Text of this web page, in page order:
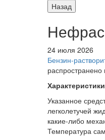
Назад
24 июля 2026
Бензин-
Характеристики
Указанное
легколетучей
какие-либо
Температура